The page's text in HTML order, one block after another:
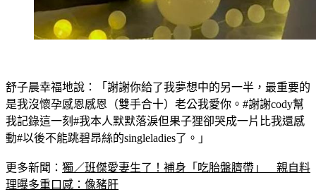
舒子晨幸福地說：「謝謝你給了我夢想中的另一半，最重要的
是我沒懷孕感恩感恩（雙手合十）老公我愛你。#謝謝cody幫
我記錄這一刻#我本人默默落淚但果子狸卻哭成一片比我還感
動#以後不能跳碧昂絲的singleladies了。」
更多新聞： 獨／班傑愛妻生了！補身「吃胎盤臍帶」　親自料
理曝多重口感：像豬肝